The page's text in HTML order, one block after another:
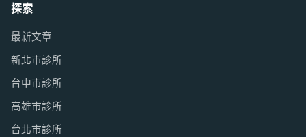
探索
最新文章
新北市診所
台中市診所
高雄市診所
台北市診所